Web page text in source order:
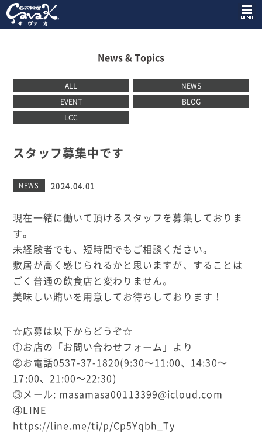
News & Topics
ALL
NEWS
EVENT
BLOG
LCC
スタッフ募集中です
NEWS 2024.04.01
現在一緒に働いて頂けるスタッフを募集しておりま
す。
未経験者でも、短時間でもご相談ください。
敷居が高く感じられるかと思いますが、することは
ごく普通の飲食店と変わりません。
美味しい賄いを用意してお待ちしております！
☆応募は以下からどうぞ☆
①お店の「お問い合わせフォーム」より
②お電話0537-37-1820(9:30〜11:00、14:30〜
17:00、21:00〜22:30)
③メール: masamasa00113399@icloud.com
④LINE
https://line.me/ti/p/Cp5Yqbh_Ty